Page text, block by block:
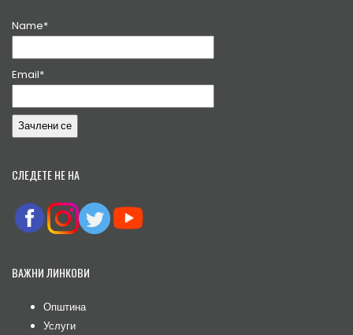
Name*
Email*
СЛЕДЕТЕ НЕ НА
ВАЖНИ ЛИНКОВИ
Општина
Услуги